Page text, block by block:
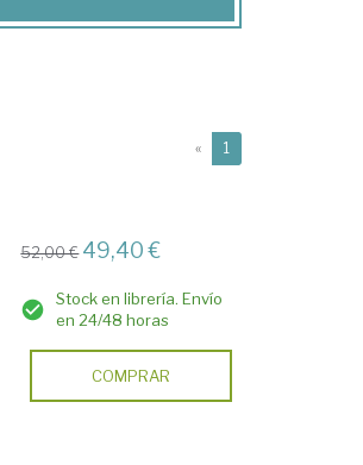
« 1
52,00 € 49,40 €
Stock en librería. Envío
en 24/48 horas
COMPRAR